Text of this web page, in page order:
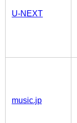
U-NEXT
music.jp